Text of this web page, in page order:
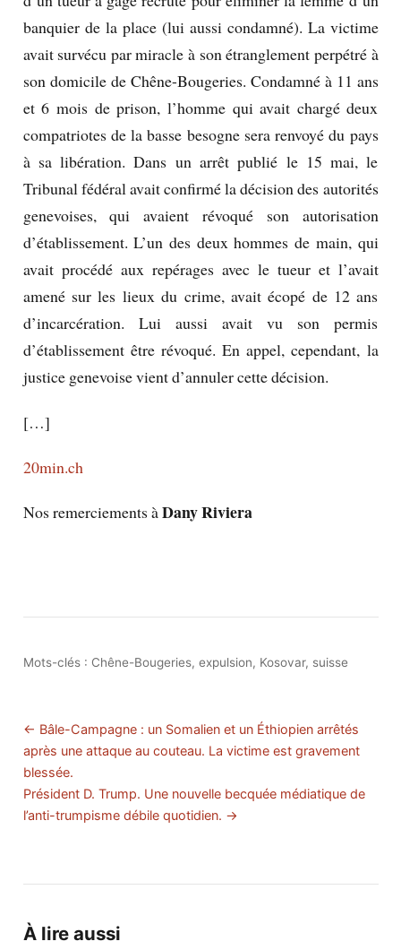
banquier de la place (lui aussi condamné). La victime
avait survécu par miracle à son étranglement perpétré à
son domicile de Chêne-Bougeries. Condamné à 11 ans
et 6 mois de prison, l’homme qui avait chargé deux
compatriotes de la basse besogne sera renvoyé du pays
à sa libération. Dans un arrêt publié le 15 mai, le
Tribunal fédéral avait confirmé la décision des autorités
genevoises, qui avaient révoqué son autorisation
d’établissement. L’un des deux hommes de main, qui
avait procédé aux repérages avec le tueur et l’avait
amené sur les lieux du crime, avait écopé de 12 ans
d’incarcération. Lui aussi avait vu son permis
d’établissement être révoqué. En appel, cependant, la
justice genevoise vient d’annuler cette décision.
[…]
20min.ch
Nos remerciements àDany Riviera
Mots-clés : Chêne-Bougeries, expulsion, Kosovar, suisse
← Bâle-Campagne : un Somalien et un Éthiopien arrêtés
après une attaque au couteau. La victime est gravement
blessée.
Président D. Trump. Une nouvelle becquée médiatique de
l’anti-trumpisme débile quotidien. →
À lire aussi